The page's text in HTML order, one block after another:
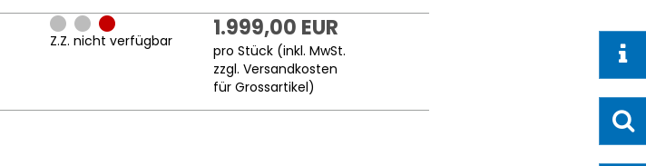
Z.Z. nicht verfügbar 1.999,00 EUR
pro Stück (inkl. MwSt.
zzgl.Versandkosten
für Grossartikel)